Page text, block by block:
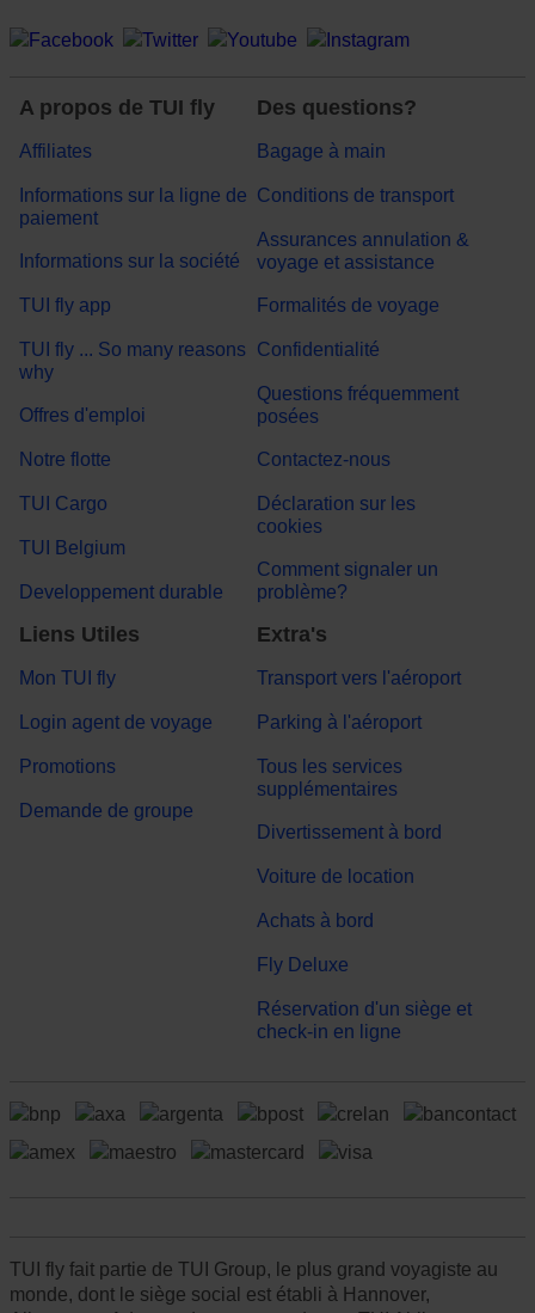
A propos de TUI fly
Affiliates
Informations sur la ligne de
paiement
Informations sur la société
TUI fly app
TUI fly ... So many reasons
why
Offres d'emploi
Notre flotte
TUI Cargo
TUI Belgium
Developpement durable
Des questions?
Bagage à main
Conditions de transport
Assurances annulation &
voyage et assistance
Formalités de voyage
Confidentialité
Questions fréquemment
posées
Contactez-nous
Déclaration sur les
cookies
Comment signaler un
problème?
Liens Utiles
Mon TUI fly
Login agent de voyage
Promotions
Demande de groupe
Extra's
Transport vers l'aéroport
Parking à l'aéroport
Tous les services
supplémentaires
Divertissement à bord
Voiture de location
Achats à bord
Fly Deluxe
Réservation d'un siège et
check-in en ligne
TUI fly fait partie de TUI Group, le plus grand voyagiste au
monde, dont le siège social est établi à Hannover,